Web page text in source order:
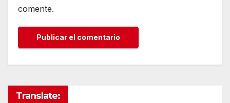
comente.
Translate: